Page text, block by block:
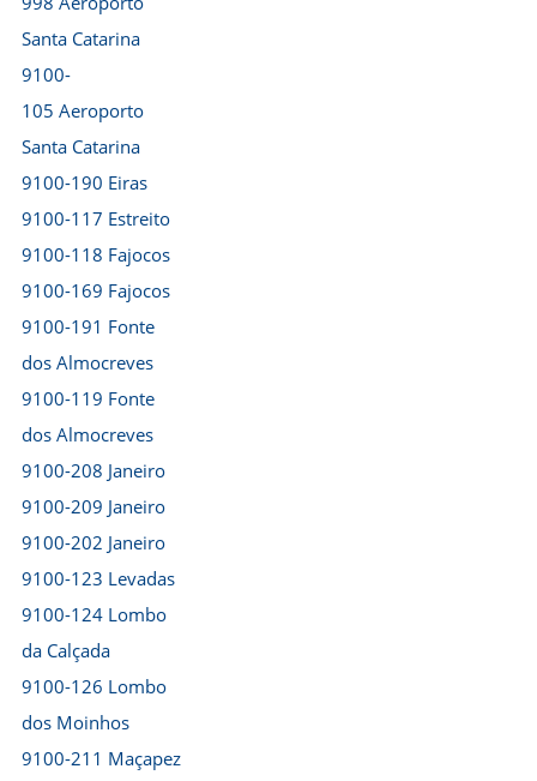
Santa Catarina
9100-
105 Aeroporto
Santa Catarina
9100-190 Eiras
9100-117 Estreito
9100-118 Fajocos
9100-169 Fajocos
9100-191 Fonte
dos Almocreves
9100-119 Fonte
dos Almocreves
9100-208 Janeiro
9100-209 Janeiro
9100-202 Janeiro
9100-123 Levadas
9100-124 Lombo
da Calçada
9100-126 Lombo
dos Moinhos
9100-211 Maçapez